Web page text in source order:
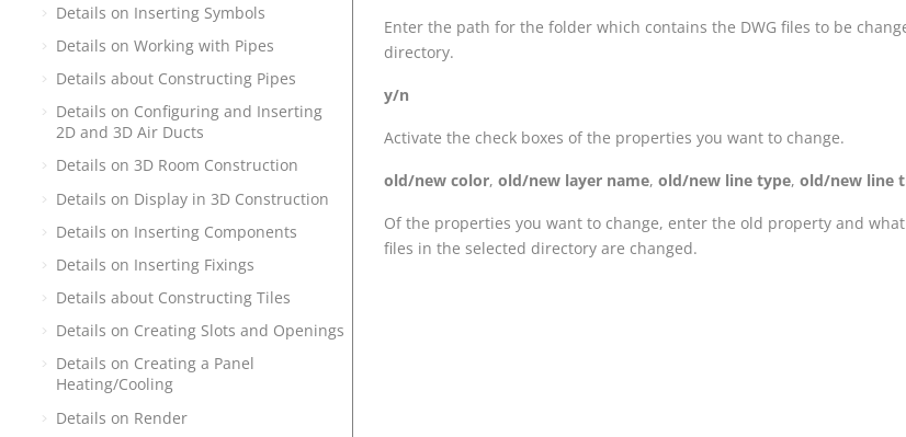
Details on Inserting Symbols
Details on Working with Pipes
Details about Constructing Pipes
Details on Configuring and Inserting
2D and 3D Air Ducts
Details on 3D Room Construction
Details on Display in 3D Construction
Details on Inserting Components
Details on Inserting Fixings
Details about Constructing Tiles
Details on Creating Slots and Openings
Details on Creating a Panel
Heating/Cooling
Details on Render
Enter the path for the folder which contains the DWG files to be
directory.
y/n
Activate the check boxes of the properties you want to change.
old/new color, old/new layer name, old/new line type, old/new line
Of the properties you want to change, enter the old property and
files in the selected directory are changed.